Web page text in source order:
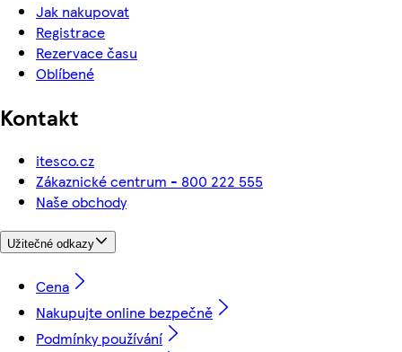
Jak nakupovat
Registrace
Rezervace času
Oblíbené
Kontakt
itesco.cz
Zákaznické centrum - 800 222 555
Naše obchody
Užitečné odkazy
Cena
Nakupujte online bezpečně
Podmínky používání